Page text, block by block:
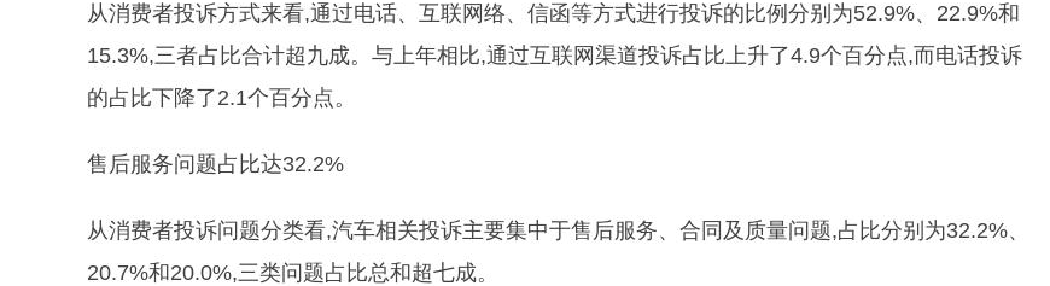
从消费者投诉方式来看,通过电话、互联网络、信函等方式进行投诉的比例分别为52.9%、22.9%和
15.3%,三者占比合计超九成。与上年相比,通过互联网渠道投诉占比上升了4.9个百分点,而电话投诉
的占比下降了2.1个百分点。
售后服务问题占比达32.2%
从消费者投诉问题分类看,汽车相关投诉主要集中于售后服务、合同及质量问题,占比分别为32.2%、
20.7%和20.0%,三类问题占比总和超七成。